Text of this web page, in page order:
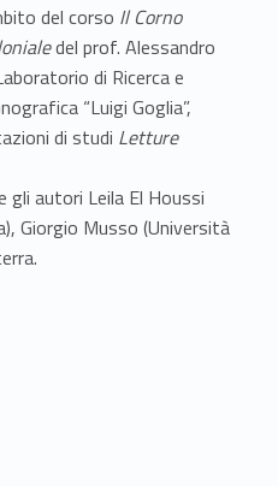
del corso Il Corno
del prof. Alessandro
di Ricerca e
“Luigi Goglia”,
di studi Letture
gli autori Leila El Houssi
Giorgio Musso (Università